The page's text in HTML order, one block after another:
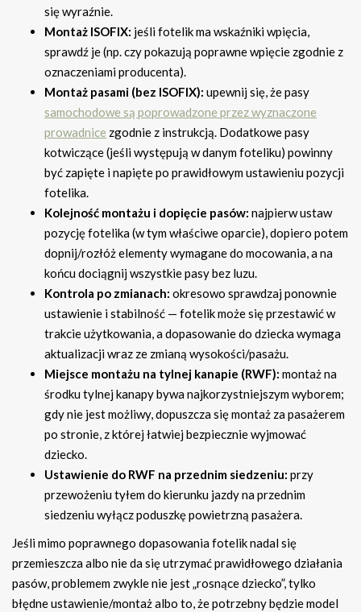
się wyraźnie.
Montaż ISOFIX: jeśli fotelik ma wskaźniki wpięcia,
sprawdź je (np. czy pokazują poprawne wpięcie zgodnie z
oznaczeniami producenta).
Montaż pasami (bez ISOFIX): upewnij się, że pasy
samochodowe są poprowadzone przez wyznaczone
prowadnice zgodnie z instrukcją. Dodatkowe pasy
kotwiczące (jeśli występują w danym foteliku) powinny
być zapięte i napięte po prawidłowym ustawieniu pozycji
fotelika.
Kolejność montażu i dopięcie pasów: najpierw ustaw
pozycję fotelika (w tym właściwe oparcie), dopiero potem
dopnij/rozłóż elementy wymagane do mocowania, a na
końcu dociągnij wszystkie pasy bez luzu.
Kontrola po zmianach: okresowo sprawdzaj ponownie
ustawienie i stabilność — fotelik może się przestawić w
trakcie użytkowania, a dopasowanie do dziecka wymaga
aktualizacji wraz ze zmianą wysokości/pasażu.
Miejsce montażu na tylnej kanapie (RWF): montaż na
środku tylnej kanapy bywa najkorzystniejszym wyborem;
gdy nie jest możliwy, dopuszcza się montaż za pasażerem
po stronie, z której łatwiej bezpiecznie wyjmować
dziecko.
Ustawienie do RWF na przednim siedzeniu: przy
przewożeniu tyłem do kierunku jazdy na przednim
siedzeniu wyłącz poduszkę powietrzną pasażera.
Jeśli mimo poprawnego dopasowania fotelik nadal się
przemieszcza albo nie da się utrzymać prawidłowego działania
pasów, problemem zwykle nie jest „rosnące dziecko”, tylko
błędne ustawienie/montaż albo to, że potrzebny będzie model